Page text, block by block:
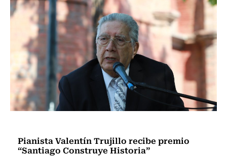
Pianista Valentín Trujillo recibe premio
“Santiago Construye Historia”